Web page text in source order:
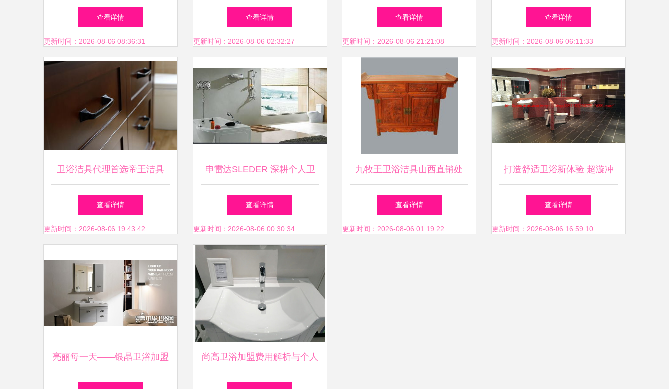
料线上供应链的优选起航地
查看详情
更新时间：2026-08-06 08:36:31
公司在越南和中国设立新厂，
拓展卫生洁具销售版图
查看详情
更新时间：2026-08-06 02:32:27
的完美结合
查看详情
更新时间：2026-08-06 21:21:08
勒卫浴全国门店均安装，个人
卫生用品销售隐私堪忧
查看详情
更新时间：2026-08-06 06:11:33
卫浴洁具代理首选帝王洁具
一站式服务与全包售后的深度
价值解析
查看详情
更新时间：2026-08-06 19:43:42
申雷达SLEDER 深耕个人卫
生，守护洁净生活
查看详情
更新时间：2026-08-06 00:30:34
九牧王卫浴洁具山西直销处
专业供应健康环保卫生洁具
查看详情
更新时间：2026-08-06 01:19:22
打造舒适卫浴新体验 超漩冲
水马桶助力品质生活
查看详情
更新时间：2026-08-06 16:59:10
亮丽每一天——银晶卫浴加盟
火热进行中，开启卫生洁具销
尚高卫浴加盟费用解析与个人
卫生用品销售的经营建议